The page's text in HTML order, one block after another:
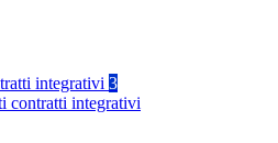
integrativi 3
contratti integrativi